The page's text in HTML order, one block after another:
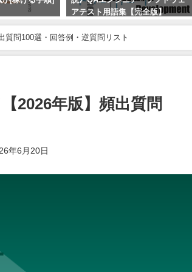
アテスト用語集【完全版】
質問100選・回答例・逆質問リスト
2026年版】頻出質問
年6月20日